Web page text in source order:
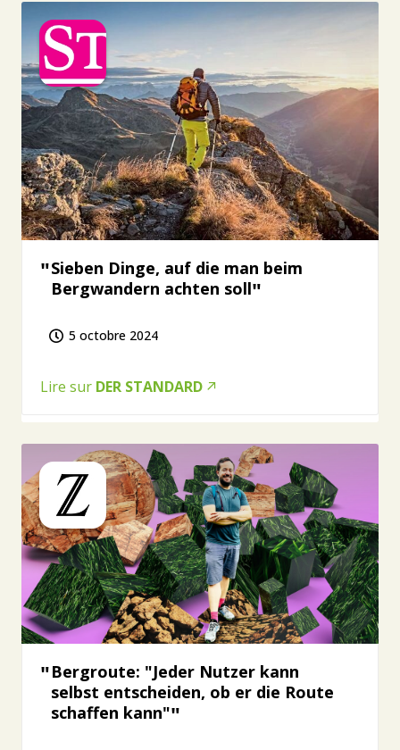
Sieben Dinge, auf die man beim
Bergwandern achten soll
5 octobre 2024
Lire sur DER STANDARD
Bergroute: "Jeder Nutzer kann
selbst entscheiden, ob er die Route
schaffen kann"